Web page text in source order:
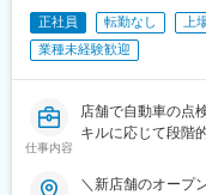
正社員 転勤なし 上
業種未経験歓迎
仕事内容
店舗で自動車の点
キルに応じて段階
＼新店舗のオープ